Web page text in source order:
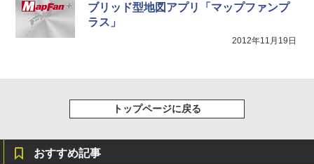
ブリッド型地図アプリ「マップファンプ
ラス」
2012年11月19日
トップページに戻る
おすすめ記事